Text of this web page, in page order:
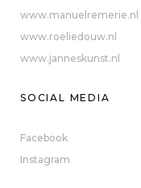
www.manuelremerie.nl
www.roeliedouw.nl
www.janneskunst.nl
SOCIAL MEDIA
Facebook
Instagram